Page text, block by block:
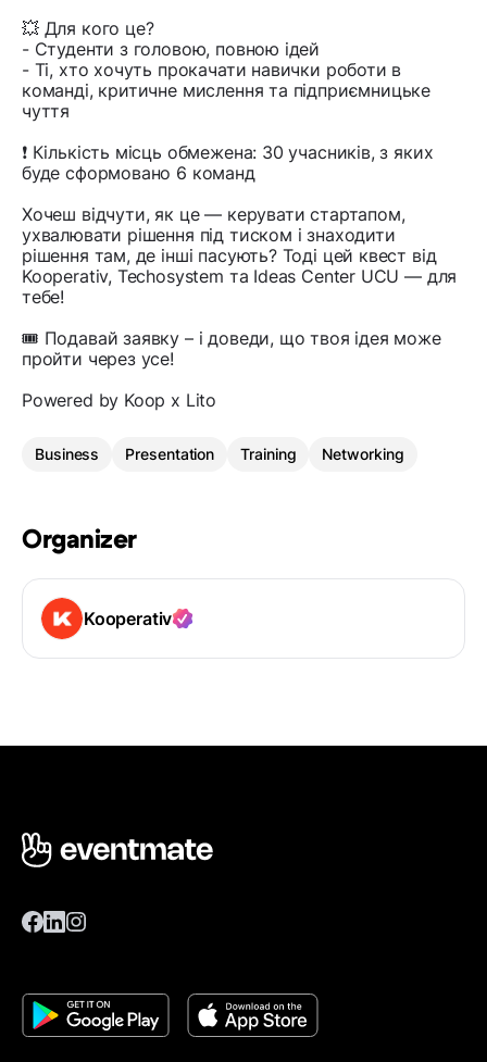
💥 Для кого це?
- Студенти з головою, повною ідей
- Ті, хто хочуть прокачати навички роботи в
команді, критичне мислення та підприємницьке
чуття
❗ Кількість місць обмежена: 30 учасників, з яких
буде сформовано 6 команд
Хочеш відчути, як це — керувати стартапом,
ухвалювати рішення під тиском і знаходити
рішення там, де інші пасують? Тоді цей квест від
Kooperativ, Techosystem та Ideas Center UCU — для
тебе!
🎟️ Подавай заявку – і доведи, що твоя ідея може
пройти через усе!
Powered by Koop x Lito
Business Presentation Training Networking
Organizer
Kooperativ